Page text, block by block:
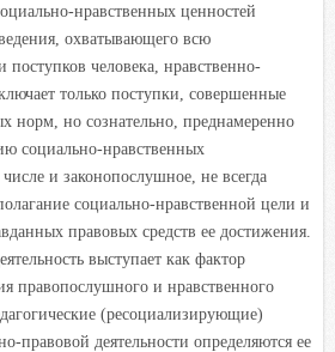
нравственных ценностей
охватывающего всю
поступков человека, нравственно-
только поступки, совершенные
норм, но сознательно, преднамеренно
социально-нравственных
и законопослушное, не всегда
социально-нравственной цели и
правовых средств ее достижения.
выступает как фактор
правопослушного и нравственного
(ресоциализирующие)
правовой деятельности определяются ее